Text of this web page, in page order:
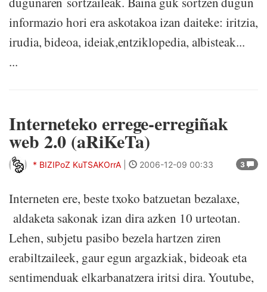
informazio hori era askotakoa izan daiteke: iritzia,
irudia, bideoa, ideiak,entziklopedia, albisteak...
...
Interneteko errege-erregiñak
web 2.0 (aRiKeTa)
3
* BIZIPoZ KuTSAKOrrA 2006-12-09 00:33
Interneten ere, beste txoko batzuetan bezalaxe,
aldaketa sakonak izan dira azken 10 urteotan.
Lehen, subjetu pasibo bezela hartzen ziren
erabiltzaileek, gaur egun argazkiak, bideoak eta
sentimenduak elkarbanatzera iritsi dira. Youtube,